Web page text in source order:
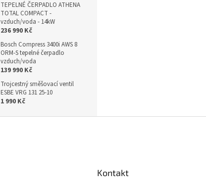
TEPELNÉ ČERPADLO ATHENA
TOTAL COMPACT -
vzduch/voda - 14kW
236 990 Kč
Bosch Compress 3400i AWS 8
ORM-S tepelné čerpadlo
vzduch/voda
139 990 Kč
Trojcestný směšovací ventil
ESBE VRG 131 25-10
1 990 Kč
Kontakt